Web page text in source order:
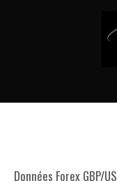
Données Forex GBP/